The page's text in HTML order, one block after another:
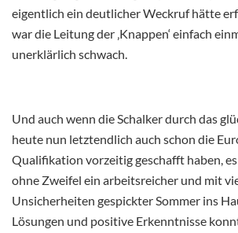
eigentlich ein deutlicher Weckruf hätte
war die Leitung der ‚Knappen‘ einfach
unerklärlich schwach.
Und auch wenn die Schalker durch das
heute nun letztendlich auch schon die
Qualifikation vorzeitig geschafft haben,
ohne Zweifel ein arbeitsreicher und mit
Unsicherheiten gespickter Sommer ins
Lösungen und positive Erkenntnisse